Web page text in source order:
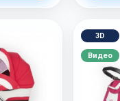
3D
Видео